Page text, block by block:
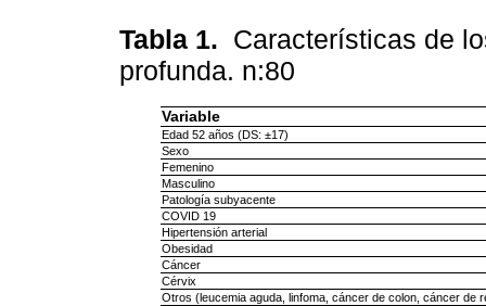
Tabla 1. Características de
profunda. n:80
Variable
Edad 52 años (DS: ±17)
Sexo
Femenino
Masculino
Patología subyacente
COVID 19
Hipertensión arterial
Obesidad
Cáncer
Cérvix
Otros (leucemia aguda, linfoma, cáncer de colon, cáncer de